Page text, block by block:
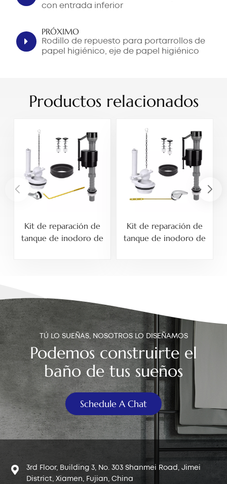
con entrada inferior
PRÓXIMO
Rodillo de repuesto para portarrollos de
papel higiénico, eje de papel higiénico
Productos relacionados
Kit de reparación de
tanque de inodoro de
lateral.
Kit de reparación de
tanque de inodoro de
pernos de acero
inoxidable.
TÚ LO SUEÑAS, NOSOTROS LO DISEÑAMOS
Podemos construirte el
baño de tus sueños
Schedule A Chat
3rd Floor, Building 3, No. 303 Shanmei Road, Jimei
District, Xiamen, Fujian, China